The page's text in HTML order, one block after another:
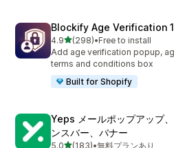
Blockify Age Verification
4.95つ星中
(298)
合計レビュー数：298件
•Free to install
Add age verification popup,
terms and conditions box
Built for Shopify
Yeps メールポップアップ
ンスバー、バナー
5.05つ星中
(183)•無料プランあり